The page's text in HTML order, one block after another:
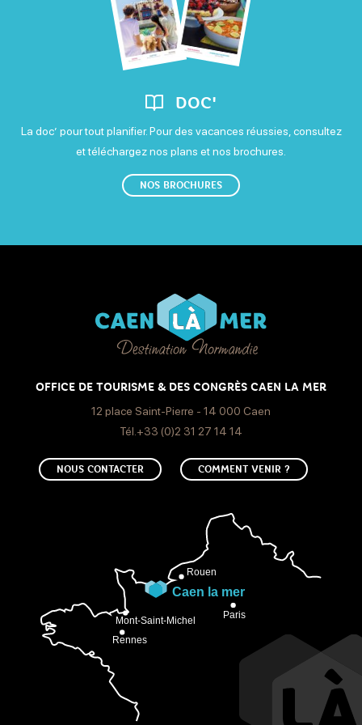
Ouvert de 8h à 22h
DOC'
La doc’ pour tout planifier. Pour des vacances réussies, consultez
et téléchargez nos plans et nos brochures.
NOS BROCHURES
OFFICE DE TOURISME & DES CONGRÈS CAEN LA MER
12 place Saint-Pierre - 14 000 Caen
Tél.+33 (0)2 31 27 14 14
NOUS CONTACTER COMMENT VENIR ?